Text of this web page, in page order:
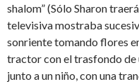
shalom” (Sólo Sharon
televisiva mostraba
sonriente tomando flores
tractor con el trasfondo de
junto a un niño, con una